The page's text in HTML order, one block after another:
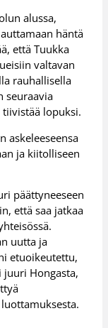
alussa,
häntä
että Tuukka
valtavan
rauhallisella
seuraavia
lopuksi.
askeleeseensa
ja kiitolliseen
päättyneeseen
että saa jatkaa
uutta ja
etuoikeutettu,
juuri Hongasta,